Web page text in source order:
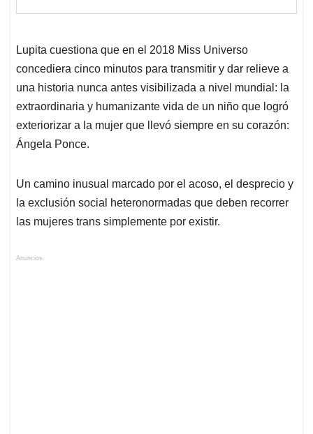
Lupita cuestiona que en el 2018 Miss Universo
concediera cinco minutos para transmitir y dar relieve a
una historia nunca antes visibilizada a nivel mundial: la
extraordinaria y humanizante vida de un niño que logró
exteriorizar a la mujer que llevó siempre en su corazón:
Ángela Ponce.
Un camino inusual marcado por el acoso, el desprecio y
la exclusión social heteronormadas que deben recorrer
las mujeres trans simplemente por existir.
Anuncios.